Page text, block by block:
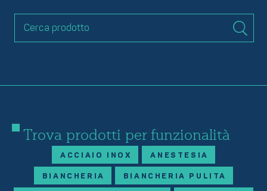
Trova prodotti per funzionalità
ACCIAIO INOX ANESTESIA
BIANCHERIA BIANCHERIA PULITA